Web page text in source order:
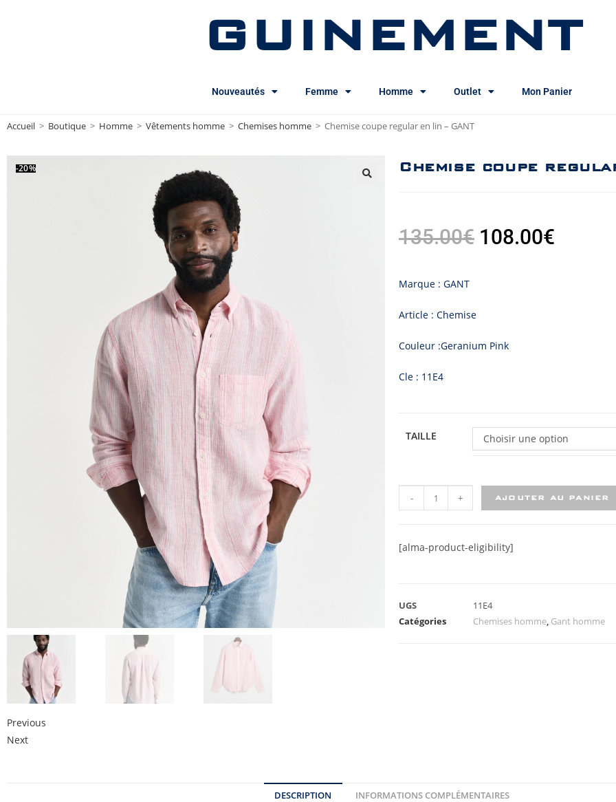
GUINEMENT
Nouveautés Femme Homme Outlet Mon Panier
Accueil > Boutique > Homme > Vêtements homme > Chemises homme > Chemise coupe regular en lin – GANT
-20%
Previous
Next
Chemise coupe
135.00€ 108.00€
Marque : GANT
Article : Chemise
Couleur :Geranium Pink
Cle : 11E4
TAILLE Choisir une option
- + AJOUTER AU PANIER
[alma-product-eligibility]
UGS
11E4
Catégories
Chemises homme, Gant homme
DESCRIPTION INFORMATIONS COMPLÉMENTAIRES